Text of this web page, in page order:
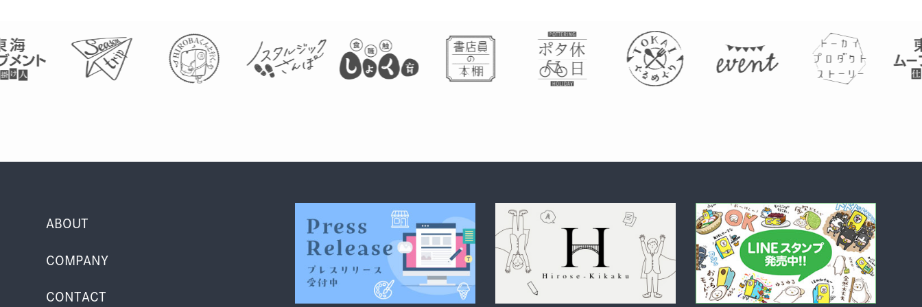
ABOUT
COMPANY
CONTACT